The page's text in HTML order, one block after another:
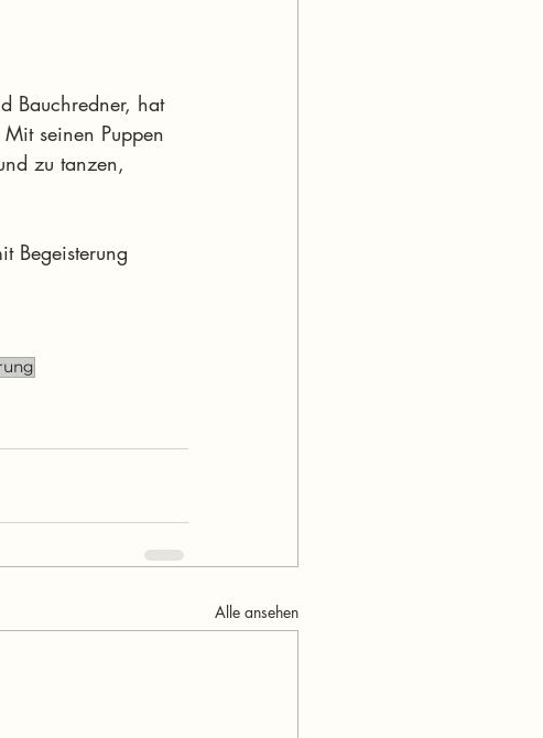
Bauchredner, hat
seinen Puppen
zu tanzen,
Begeisterung
Alle ansehen